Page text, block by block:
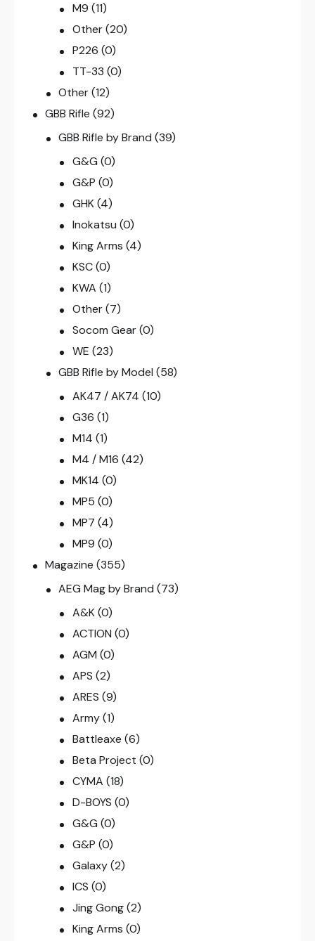
M9 (11)
Other (20)
P226 (0)
TT-33 (0)
Other (12)
GBB Rifle (92)
GBB Rifle by Brand (39)
G&G (0)
G&P (0)
GHK (4)
Inokatsu (0)
King Arms (4)
KSC (0)
KWA (1)
Other (7)
Socom Gear (0)
WE (23)
GBB Rifle by Model (58)
AK47 / AK74 (10)
G36 (1)
M14 (1)
M4 / M16 (42)
MK14 (0)
MP5 (0)
MP7 (4)
MP9 (0)
Magazine (355)
AEG Mag by Brand (73)
A&K (0)
ACTION (0)
AGM (0)
APS (2)
ARES (9)
Army (1)
Battleaxe (6)
Beta Project (0)
CYMA (18)
D-BOYS (0)
G&G (0)
G&P (0)
Galaxy (2)
ICS (0)
Jing Gong (2)
King Arms (0)